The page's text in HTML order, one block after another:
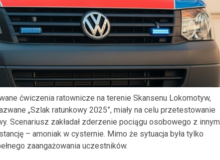
ćwiczenia ratownicze na terenie Skansenu Lokomotyw,
„Szlak ratunkowy 2025”, miały na celu przetestowanie
Scenariusz zakładał zderzenie pociągu osobowego z innym
– amoniak w cysternie. Mimo że sytuacja była tylko
zaangażowania uczestników.